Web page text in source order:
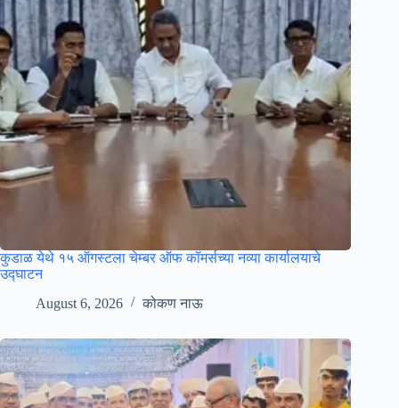
कुडाळ येथे १५ ऑगस्टला चेम्बर ऑफ कॉमर्सच्या नव्या कार्यालयाचे
उ‌द्घाटन
August 6, 2026
कोकण नाऊ